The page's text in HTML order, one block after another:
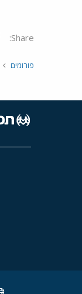
Share:
פורומים